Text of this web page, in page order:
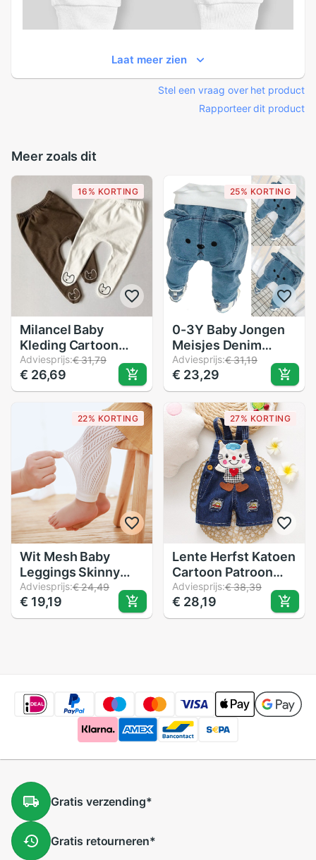
Laat meer zien
Stel een vraag over het product
Rapporteer dit product
Meer zoals dit
16% KORTING
Milancel Baby
Kleding Cartoon
Stijl Legging Voor
Meisjes Koreaanse
Baby Jongens
Adviesprijs:€ 31,79
€ 26,69
25% KORTING
0-3Y Baby Jongen
Meisjes Denim
Broek Peuter Kid
Bear Sweatpant
Joggers Elastische
Bodems Broek
Adviesprijs:€ 31,19
€ 23,29
22% KORTING
Wit Mesh Baby
Leggings Skinny
Solid Roze Baby
Meisje Broek Peuter
Kind Breien Broek
Adviesprijs:€ 24,49
€ 19,19
27% KORTING
Lente Herfst Katoen
Cartoon Patroon
Kinderen Jongens
Meisjes Mode
Denim Hemdje
Adviesprijs:€ 38,39
€ 28,19
Gratis verzending*
Gratis retourneren*